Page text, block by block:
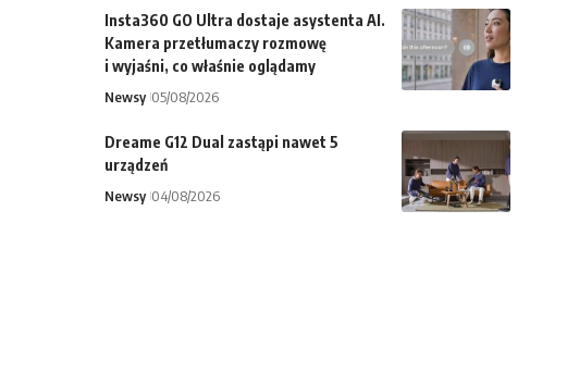
Insta360 GO Ultra dostaje asystenta AI.
Kamera przetłumaczy rozmowę
i wyjaśni, co właśnie oglądamy
Newsy 05/08/2026
Dreame G12 Dual zastąpi nawet 5
urządzeń
Newsy 04/08/2026